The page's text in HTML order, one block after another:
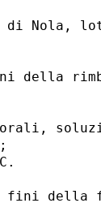
Nola,
della
fini della